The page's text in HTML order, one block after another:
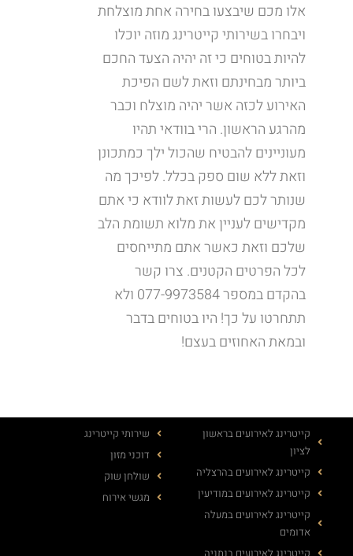
אלו מכם שיבצעו בחירה אחת מוצלחת
ויבחרו בשירותי קייטרינג מוזה יוכלו
להיות בטוחים כי זה יהיה הצעד החכם
ביותר מבחינתם וזאת לשם הפיכת
האירוע לכזה אשר יהיה מוצלח וכבר
מהרגע הראשון. הרי בוודאי תהיו
מעוניינים להבטיח שהכול ילך כמתכונן
וזאת ללא שום ספק בכלל. לפיכך מה
שנותר לכם לעשות זאת לוודא כי אתם
מקדישים לעניין את מלוא תשומת הלב
שלכם וזאת כאשר אתם מתייחסים
לכל הפרטים הקטנים. צרו קשר
בהקדם במספר 077-9973584 ולא
תתחרטו על כך! היו בטוחים בדבר
ובמאת האחוזים בעצם!
קייטרינג לאירועים בראשון
לציון
קייטרינג לאירועים בהרצליה
קייטרינג לאירועים במודיעין
קייטרינג לאירועים במעלה
אדומים
שירותי קייטרינג
דוכני מזון
שולחן שוק
מגשי אירוח